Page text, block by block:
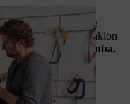
željeno mesto. Na
praviš zaklon
dva potporna stuba.
stubova.